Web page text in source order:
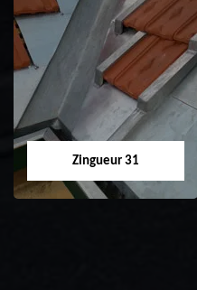
Etanchéité toiture
31
Zingueur 31